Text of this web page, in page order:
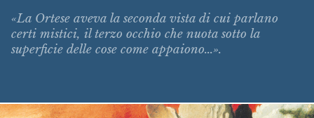
«La Ortese aveva la seconda vista di cui parlano
certi mistici, il terzo occhio che nuota sotto la
superficie delle cose come appaiono...».